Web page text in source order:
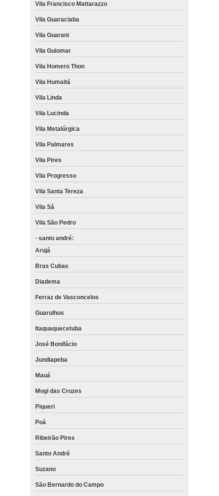
Vila Francisco Mattarazzo
Vila Guaraciaba
Vila Guarani
Vila Guiomar
Vila Homero Thon
Vila Humaitá
Vila Linda
Vila Lucinda
Vila Metalúrgica
Vila Palmares
Vila Pires
Vila Progresso
Vila Santa Tereza
Vila Sá
Vila São Pedro
· santo andré:
Arujá
Bras Cubas
Diadema
Ferraz de Vasconcelos
Guarulhos
Itaquaquecetuba
José Bonifácio
Jundiapeba
Mauá
Mogi das Cruzes
Piqueri
Poá
Ribeirão Pires
Santo André
Suzano
São Bernardo do Campo